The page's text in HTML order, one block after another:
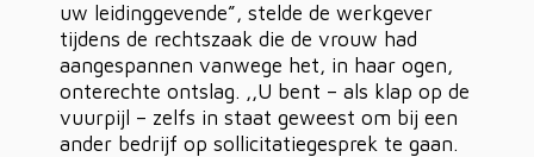
uw leidinggevende”, stelde de werkgever
tijdens de rechtszaak die de vrouw had
aangespannen vanwege het, in haar ogen,
onterechte ontslag. ,,U bent – als klap op de
vuurpijl – zelfs in staat geweest om bij een
ander bedrijf op sollicitatiegesprek te gaan.